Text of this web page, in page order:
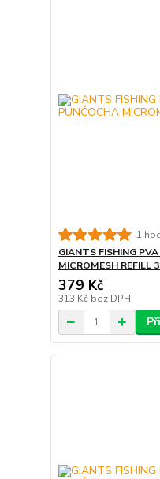
1
GIANTS FISHING
MICROMESH REFILL
379 Kč
313 Kč bez DPH